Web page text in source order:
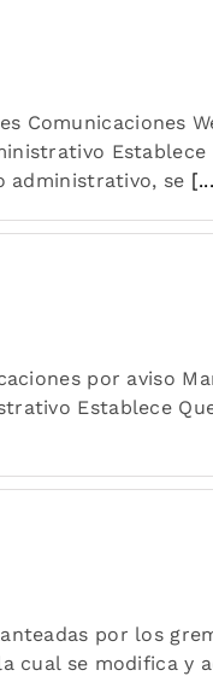
Comunicaciones
Establece
administrativo, se
por aviso
Establece
por los
cual se modifica y